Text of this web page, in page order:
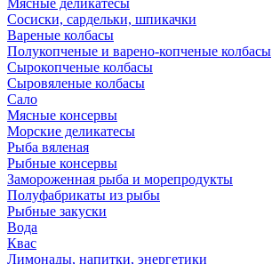
Мясные деликатесы
Сосиски, сардельки, шпикачки
Вареные колбасы
Полукопченые и варено-копченые колбасы
Сырокопченые колбасы
Сыровяленые колбасы
Сало
Мясные консервы
Морские деликатесы
Рыба вяленая
Рыбные консервы
Замороженная рыба и морепродукты
Полуфабрикаты из рыбы
Рыбные закуски
Вода
Квас
Лимонады, напитки, энергетики